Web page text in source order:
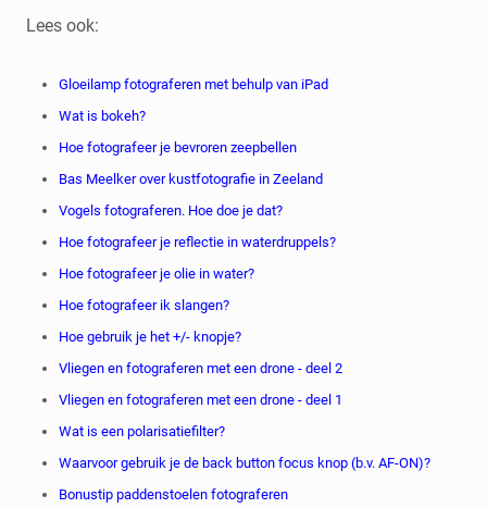
Lees ook:
Gloeilamp fotograferen met behulp van iPad
Wat is bokeh?
Hoe fotografeer je bevroren zeepbellen
Bas Meelker over kustfotografie in Zeeland
Vogels fotograferen. Hoe doe je dat?
Hoe fotografeer je reflectie in waterdruppels?
Hoe fotografeer je olie in water?
Hoe fotografeer ik slangen?
Hoe gebruik je het +/- knopje?
Vliegen en fotograferen met een drone - deel 2
Vliegen en fotograferen met een drone - deel 1
Wat is een polarisatiefilter?
Waarvoor gebruik je de back button focus knop (b.v. AF-ON)?
Bonustip paddenstoelen fotograferen